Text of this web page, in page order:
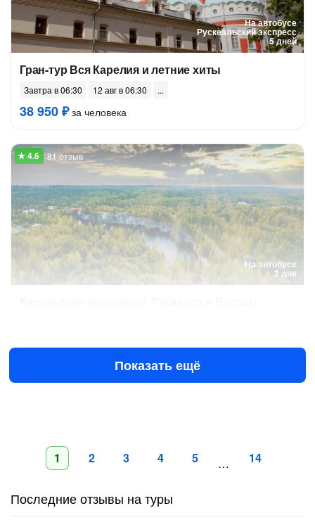
На автобусе
Рускеальский экспресс
5 дней
Гран-тур Вся Карелия и летние хиты
Завтра в 06:30 12 авг в 06:30
38 950 ₽за человека
На автобусе
2 дня
81 отзыв
24 950 ₽за человека
Показать ещё
1 2 3 4 5 … 14
Последние отзывы на туры